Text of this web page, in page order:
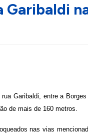
Garibaldi
Garibaldi, entre a
de mais de 160 metros.
nas vias